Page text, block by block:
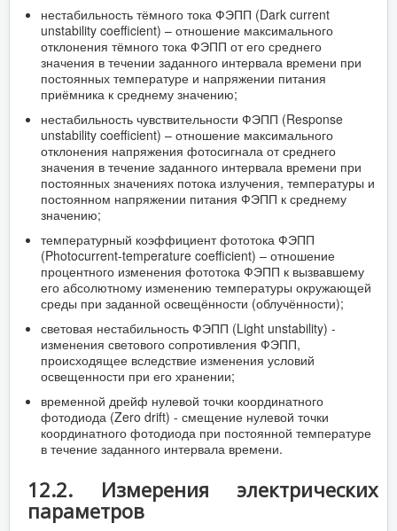
нестабильность тёмного тока ФЭПП (Dark current
unstability coefficient) – отношение максимального
отклонения тёмного тока ФЭПП от его среднего
значения в течении заданного интервала времени при
постоянных температуре и напряжении питания
приёмника к среднему значению;
нестабильность чувствительности ФЭПП (Response
unstability coefficient) – отношение максимального
отклонения напряжения фотосигнала от среднего
значения в течение заданного интервала времени при
постоянных значениях потока излучения, температуры и
постоянном напряжении питания ФЭПП к среднему
значению;
температурный коэффициент фототока ФЭПП
(Photocurrent-temperature coefficient) – отношение
процентного изменения фототока ФЭПП к вызвавшему
его абсолютному изменению температуры окружающей
среды при заданной освещённости (облучённости);
световая нестабильность ФЭПП (Light unstability) -
изменения светового сопротивления ФЭПП,
происходящее вследствие изменения условий
освещенности при его хранении;
временной дрейф нулевой точки координатного
фотодиода (Zero drift) - смещение нулевой точки
координатного фотодиода при постоянной температуре
в течение заданного интервала времени.
12.2. Измерения электрических
параметров